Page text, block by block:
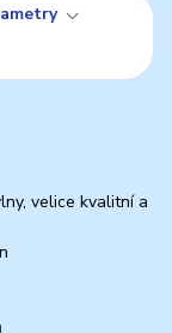
velice kvalitní a